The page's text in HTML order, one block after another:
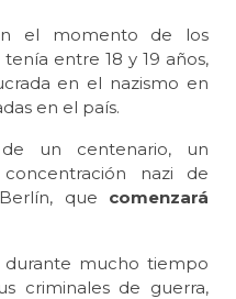
el momento de los
entre 18 y 19 años,
en el nazismo en
en el país.
un centenario, un
nazi de
que comenzará
durante mucho tiempo
criminales de guerra,